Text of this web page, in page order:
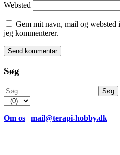
Websted
Gem mit navn, mail og websted
jeg kommenterer.
Søg
Søg
efter:
Om os | mail@terapi-hobby.dk